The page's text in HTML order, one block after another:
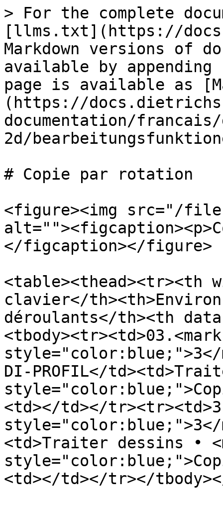
> For the complete
[llms.txt](https://
Markdown versions of
available by
page is available as
(https://
documentation/
2d/
# Copie par rotation
<figure><img src="/
</figcaption></figure>
<table><thead><tr><th
clavier</
déroulants</th><th
<tbody><tr><td>03.<mark
style="color:blue;">3</
DI-PROFIL</
<td></td></
style="color:blue;">3</
<td>Traiter dessins •
<td></td></tr></